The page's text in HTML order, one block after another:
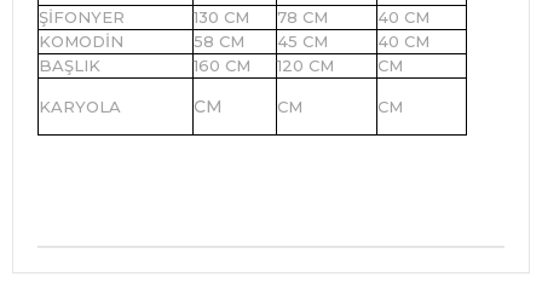
ŞİFONYER
130 CM 78 CM
40 CM
KOMODİN
58 CM 45 CM
40 CM
BAŞLIK
160 CM 120 CM CM
KARYOLA CM CM CM